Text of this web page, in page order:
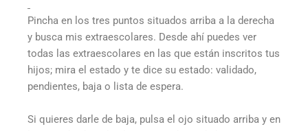
Pincha en los tres puntos situados arriba a la derecha
y busca mis extraescolares. Desde ahí puedes ver
todas las extraescolares en las que están inscritos tus
hijos; mira el estado y te dice su estado: validado,
pendientes, baja o lista de espera.
Si quieres darle de baja, pulsa el ojo situado arriba y en